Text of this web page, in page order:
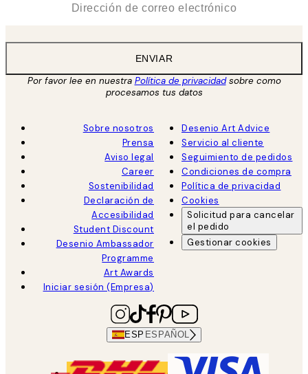
ENVIAR
Por favor lee en nuestra Política de privacidadsobre como
procesamos tus datos
Sobre nosotros
Prensa
Aviso legal
Career
Sostenibilidad
Declaración de
Accesibilidad
Student Discount
Desenio Ambassador
Programme
Art Awards
Iniciar sesión (Empresa)
Desenio Art Advice
Servicio al cliente
Seguimiento de pedidos
Condiciones de compra
Política de privacidad
Cookies
Solicitud para cancelar
el pedido
Gestionar cookies
ESP ESPAÑOL